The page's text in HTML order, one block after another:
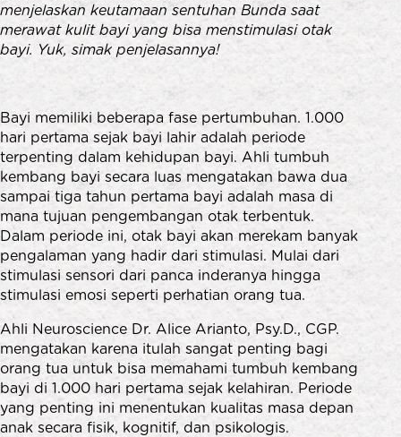
menjelaskan keutamaan sentuhan Bunda saat
merawat kulit bayi yang bisa menstimulasi otak
bayi. Yuk, simak penjelasannya!
Bayi memiliki beberapa fase pertumbuhan. 1.000
hari pertama sejak bayi lahir adalah periode
terpenting dalam kehidupan bayi. Ahli tumbuh
kembang bayi secara luas mengatakan bawa dua
sampai tiga tahun pertama bayi adalah masa di
mana tujuan pengembangan otak terbentuk.
Dalam periode ini, otak bayi akan merekam banyak
pengalaman yang hadir dari stimulasi. Mulai dari
stimulasi sensori dari panca inderanya hingga
stimulasi emosi seperti perhatian orang tua.
Ahli Neuroscience Dr. Alice Arianto, Psy.D., CGP.
mengatakan karena itulah sangat penting bagi
orang tua untuk bisa memahami tumbuh kembang
bayi di 1.000 hari pertama sejak kelahiran. Periode
yang penting ini menentukan kualitas masa depan
anak secara fisik, kognitif, dan psikologis.